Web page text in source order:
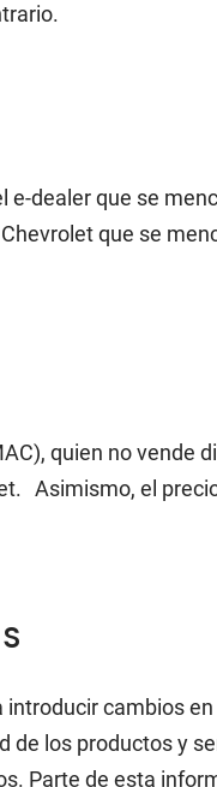
dealer que se
que se
quien no vende
Asimismo, el
cambios
los productos y
Parte de esta